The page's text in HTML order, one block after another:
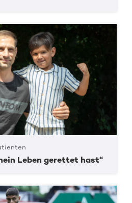
Leben gerettet hast“